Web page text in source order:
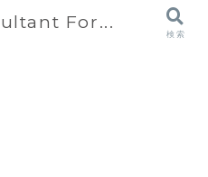
For...
検索